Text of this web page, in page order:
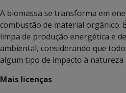
A biomassa se transforma em
combustão de material orgânico.
limpa de produção energética e
ambiental, considerando que
algum tipo de impacto à natureza
Mais licenças